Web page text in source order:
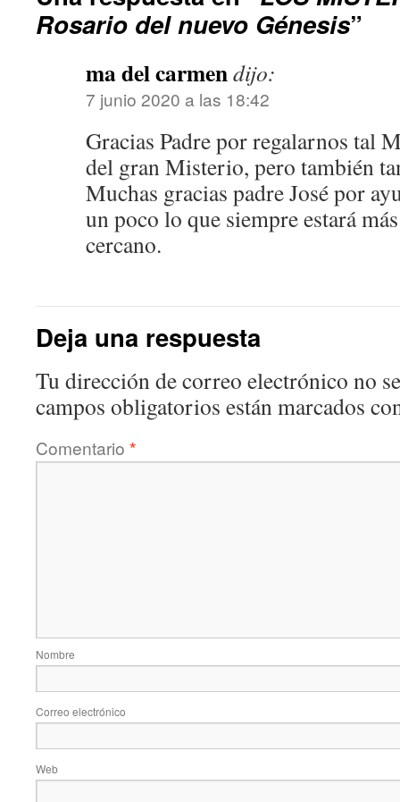
Rosario del nuevo Génesis”
ma del carmendijo:
7 junio 2020 a las 18:42
Gracias Padre por regalarnos tal
del gran Misterio, pero también
Muchas gracias padre José por
un poco lo que siempre estará
cercano.
Deja una respuesta
Tu dirección de correo electrónico no
campos obligatorios están marcados
Comentario *
Nombre
Correo electrónico
Web